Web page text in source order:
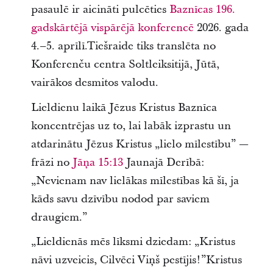
pasaulē ir aicināti pulcēties Baznīcas 196.
gadskārtējā vispārējā konferencē 2026. gada
4.–5. aprīlī.Tiešraide tiks translēta no
Konferenču centra Soltleiksitijā, Jūtā,
vairākos desmitos valodu.
Lieldienu laikā Jēzus Kristus Baznīca
koncentrējas uz to, lai labāk izprastu un
atdarinātu Jēzus Kristus „lielo mīlestību” —
frāzi no Jāņa 15:13Jaunajā Derībā:
„Nevienam nav lielākas mīlestības kā šī, ja
kāds savu dzīvību nodod par saviem
draugiem.”
„Lieldienās mēs līksmi dziedam: „Kristus
nāvi uzveicis, Cilvēci Viņš pestījis!”Kristus